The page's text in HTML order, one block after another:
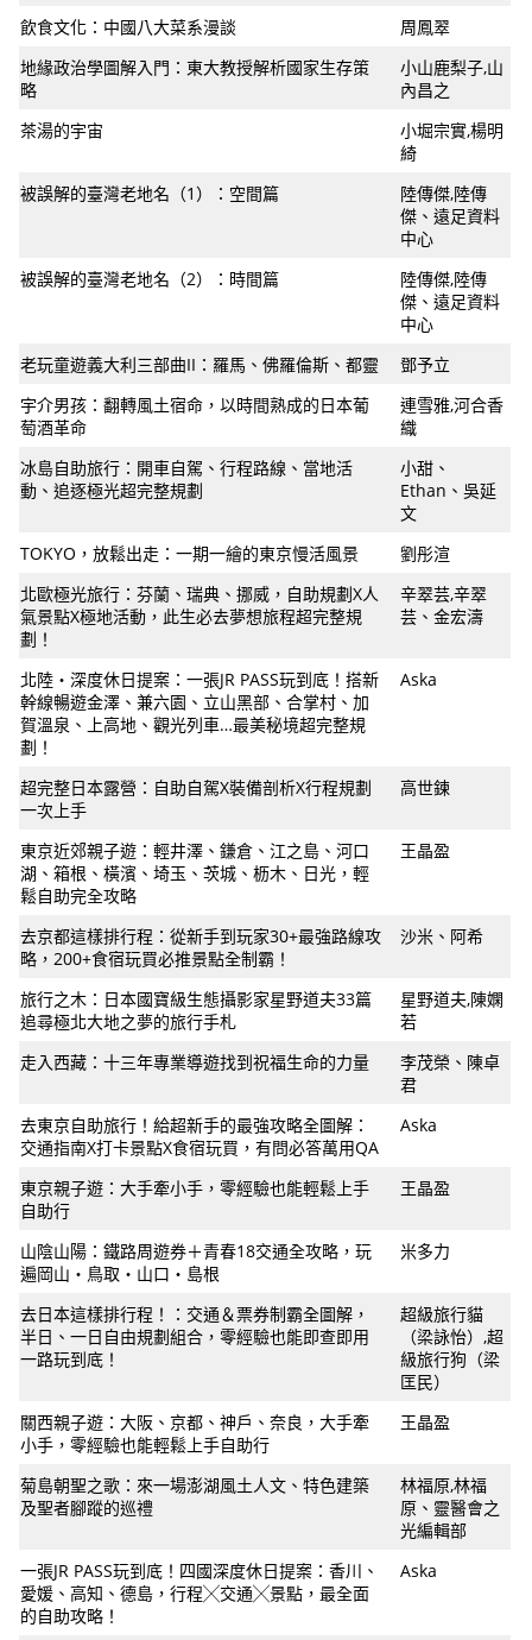
飲食文化：中國八大菜系漫談
周鳳翠
地緣政治學圖解入門：東大教授解析國家生存策
略
小山鹿梨子,山
內昌之
茶湯的宇宙
小堀宗實,楊明
綺
被誤解的臺灣老地名（1）：空間篇
陸傳傑,陸傳
傑、遠足資料
中心
被誤解的臺灣老地名（2）：時間篇
陸傳傑,陸傳
傑、遠足資料
中心
老玩童遊義大利三部曲II：羅馬、佛羅倫斯、都靈
鄧予立
宇介男孩：翻轉風土宿命，以時間熟成的日本葡
萄酒革命
連雪雅,河合香
織
冰島自助旅行：開車自駕、行程路線、當地活
動、追逐極光超完整規劃
小甜、
Ethan、吳延
文
TOKYO，放鬆出走：一期一繪的東京慢活風景
劉彤渲
北歐極光旅行：芬蘭、瑞典、挪威，自助規劃X人
氣景點X極地活動，此生必去夢想旅程超完整規
劃！
辛翠芸,辛翠
芸、金宏濤
北陸‧深度休日提案：一張JR PASS玩到底！搭新
幹線暢遊金澤、兼六園、立山黑部、合掌村、加
賀溫泉、上高地、觀光列車…最美秘境超完整規
劃！
Aska
超完整日本露營：自助自駕X裝備剖析X行程規劃
一次上手
高世鍊
東京近郊親子遊：輕井澤、鎌倉、江之島、河口
湖、箱根、橫濱、埼玉、茨城、枥木、日光，輕
鬆自助完全攻略
王晶盈
去京都這樣排行程：從新手到玩家30+最強路線攻
略，200+食宿玩買必推景點全制霸！
沙米、阿希
旅行之木：日本國寶級生態攝影家星野道夫33篇
追尋極北大地之夢的旅行手札
星野道夫,陳嫻
若
走入西藏：十三年專業導遊找到祝福生命的力量
李茂榮、陳卓
君
去東京自助旅行！給超新手的最強攻略全圖解：
交通指南X打卡景點X食宿玩買，有問必答萬用QA
Aska
東京親子遊：大手牽小手，零經驗也能輕鬆上手
自助行
王晶盈
山陰山陽：鐵路周遊券＋青春18交通全攻略，玩
遍岡山‧鳥取‧山口‧島根
米多力
去日本這樣排行程！：交通＆票券制霸全圖解，
半日、一日自由規劃組合，零經驗也能即查即用
一路玩到底！
超級旅行貓
（梁詠怡）,超
級旅行狗（梁
匡民）
關西親子遊：大阪、京都、神戶、奈良，大手牽
小手，零經驗也能輕鬆上手自助行
王晶盈
菊島朝聖之歌：來一場澎湖風土人文、特色建築
及聖者腳蹤的巡禮
林福原,林福
原、靈醫會之
光編輯部
一張JR PASS玩到底！四國深度休日提案：香川、
愛媛、高知、德島，行程╳交通╳景點，最全面
的自助攻略！
Aska